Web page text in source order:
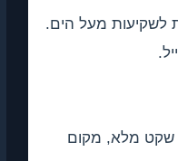
לשקיעות מעל הים.
שקט מלא, מקום